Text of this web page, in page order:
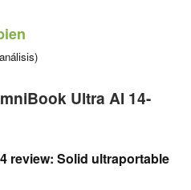
análisis)
Ultra AI 14-
review: Solid ultraportable